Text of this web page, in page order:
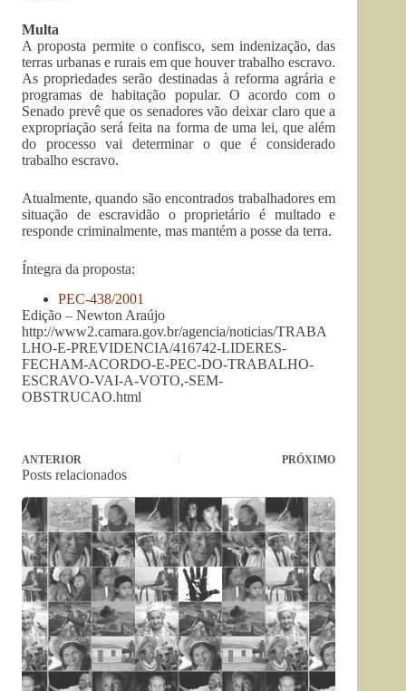
Multa
A proposta permite o confisco, sem indenização, das
terras urbanas e rurais em que houver trabalho escravo.
As propriedades serão destinadas à reforma agrária e
programas de habitação popular. O acordo com o
Senado prevê que os senadores vão deixar claro que a
expropriação será feita na forma de uma lei, que além
do processo vai determinar o que é considerado
trabalho escravo.
Atualmente, quando são encontrados trabalhadores em
situação de escravidão o proprietário é multado e
responde criminalmente, mas mantém a posse da terra.
Íntegra da proposta:
PEC-438/2001
Edição – Newton Araújo
http://www2.camara.gov.br/agencia/noticias/TRABA
LHO-E-PREVIDENCIA/416742-LIDERES-
FECHAM-ACORDO-E-PEC-DO-TRABALHO-
ESCRAVO-VAI-A-VOTO,-SEM-
OBSTRUCAO.html
ANTERIOR PRÓXIMO
Posts relacionados